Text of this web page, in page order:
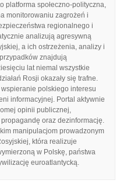
platforma społeczno-polityczna,
monitorowaniu zagrożeń i
regionalnego i
analizują agresywną
a ich ostrzeżenia, analizy i
znajdują
lat niemal wszystkie
Rosji okazały się trafne.
polskiego interesu
informacyjnej. Portal aktywnie
opinii publicznej,
oraz dezinformację.
manipulacjom prowadzonym
która realizuje
w Polskę, państwa
euroatlantycką.